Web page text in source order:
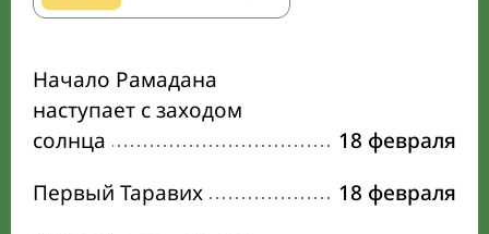
Начало Рамадана
наступает с заходом
солнца
18 февраля
Первый Таравих
18 февраля